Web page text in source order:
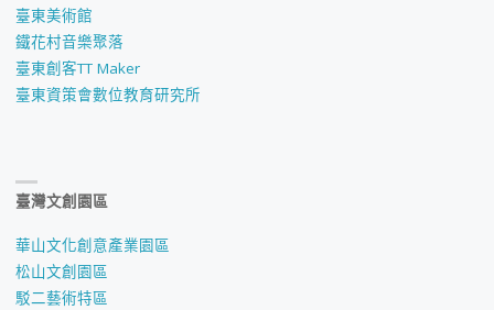
臺東美術館
鐵花村音樂聚落
臺東創客TT Maker
臺東資策會數位教育研究所
臺灣文創園區
華山文化創意產業園區
松山文創園區
駁二藝術特區